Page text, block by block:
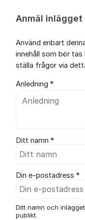
Anmäl inlägget
Använd enbart
innehåll som bör
ställa frågor via
Anledning *
Ditt namn *
Din e-postadress *
Ditt namn och
publikt.